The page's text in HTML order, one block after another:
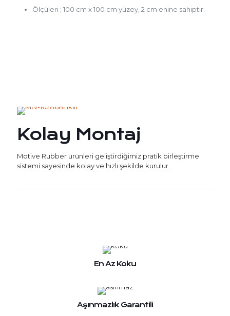
Ölçüleri ; 100 cm x 100 cm yüzey, 2 cm enine sahiptir.
Kolay Montaj
Motive Rubber ürünleri geliştirdiğimiz pratik birleştirme
sistemi sayesinde kolay ve hızlı şekilde kurulur.
En Az Koku
Aşınmazlık Garantili